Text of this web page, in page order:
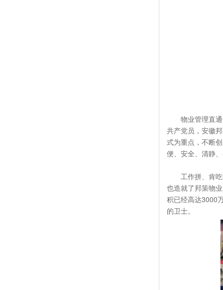
物业管理直
共产党员，安徽
式为重点，不断
便、安全、清静
工作拼、肯
也造就了邦策物
积已经高达3000
的卫士。